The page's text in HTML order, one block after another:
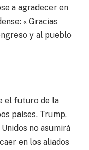
a agradecer en
« Gracias
y al pueblo
el futuro de la
países. Trump,
no asumirá
en los aliados